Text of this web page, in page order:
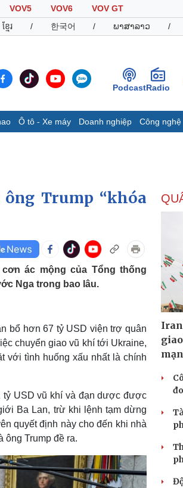
VOV5 VOV6
VOV GT
ខ្មែរ / 한국어 / ພາສາລາວ /
PodcastRadio
Ô tô - Xe máy Doanh nghiệp Công nghệ
Infographic
tô - Xe máy
Ô tô
Xe máy
Tư vấn
Doanh nghiệp
Thông tin doanh
Doanh nghiệp
Doanh nhân
trí
Nghệ sĩ
Thời trang
Du lịch
Tư vấn
Săn Tour
Trump “khóa
ác mộng của Tổng thống
Nga trong bao lâu.
bổ hơn 67 tỷ USD viện trợ quân
chuyển giao vũ khí tới Ukraine,
với tình huống xấu nhất là chính
tỷ USD vũ khí và đạn dược được
Ba Lan, trừ khi lệnh tạm dừng
quyết định này cho đến khi nhà
ông Trump đề ra.